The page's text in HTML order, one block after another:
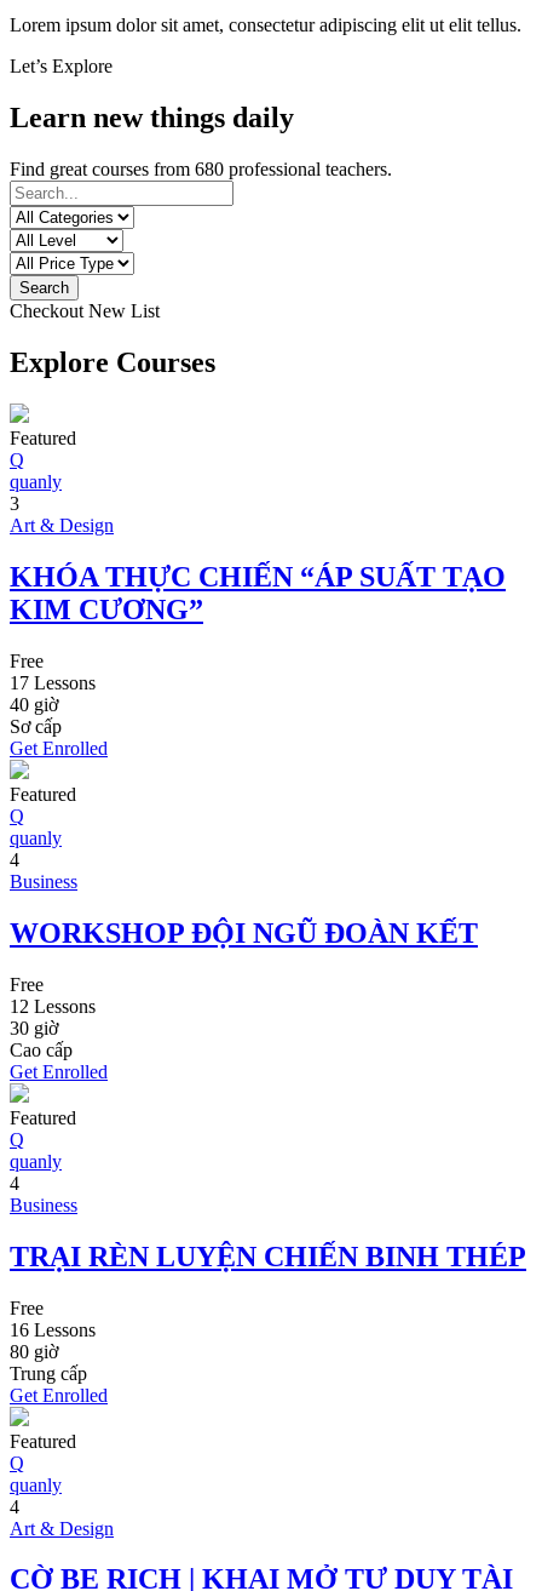
Lorem ipsum dolor sit amet, consectetur adipiscing elit ut elit tellus.
Let’s Explore
Learn new things daily
Find great courses from 680 professional teachers.
Search
Checkout New List
Explore Courses
Featured
Q
quanly
3
Art & Design
KHÓA THỰC CHIẾN “ÁP SUẤT TẠO
KIM CƯƠNG”
Free
17 Lessons
40 giờ
Sơ cấp
Get Enrolled
Featured
Q
quanly
4
Business
WORKSHOP ĐỘI NGŨ ĐOÀN KẾT
Free
12 Lessons
30 giờ
Cao cấp
Get Enrolled
Featured
Q
quanly
4
Business
TRẠI RÈN LUYỆN CHIẾN BINH THÉP
Free
16 Lessons
80 giờ
Trung cấp
Get Enrolled
Featured
Q
quanly
4
Art & Design
CỜ BE RICH | KHAI MỞ TƯ DUY TÀI